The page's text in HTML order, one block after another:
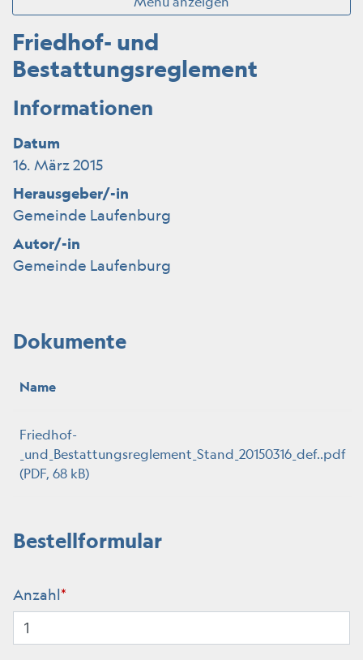
Friedhof- und
Bestattungsreglement
Informationen
Datum
16. März 2015
Herausgeber/-in
Gemeinde Laufenburg
Autor/-in
Gemeinde Laufenburg
Dokumente
Name
Friedhof-
_und_Bestattungsreglement_Stand_20150316_def..pdf
(PDF, 68 kB)
Bestellformular
Anzahl*